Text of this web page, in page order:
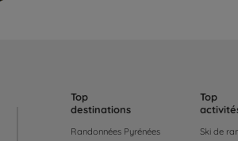
Top
destinations
Randonnées Pyrénées
Top
Ski de